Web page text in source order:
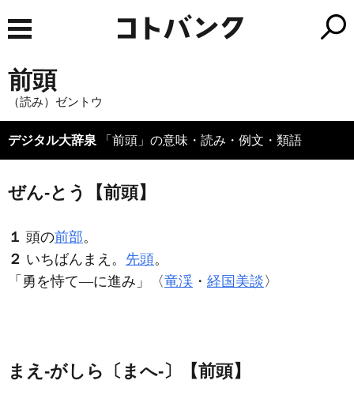
前頭
（読み）ゼントウ
デジタル大辞泉 「前頭」の意味・読み・例文・類語
ぜん‐とう【前頭】
１ 頭の前部。
２ いちばんまえ。 先頭。
「勇を恃て―に進み」〈竜渓 ・ 経国美談 〉
まえ‐がしら〔まへ‐〕【前頭】